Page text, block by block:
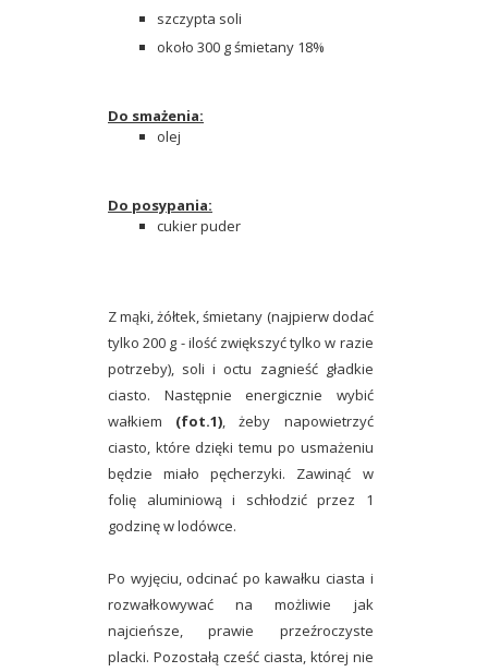
szczypta soli
około 300 g śmietany 18%
Do smażenia:
olej
Do posypania:
cukier puder
Z mąki, żółtek, śmietany (najpierw dodać
tylko 200 g - ilość zwiększyć tylko w razie
potrzeby), soli i octu zagnieść gładkie
ciasto. Następnie energicznie wybić
wałkiem (fot.1), żeby napowietrzyć
ciasto, które dzięki temu po usmażeniu
będzie miało pęcherzyki. Zawinąć w
folię aluminiową i schłodzić przez 1
godzinę w lodówce.
Po wyjęciu, odcinać po kawałku ciasta i
rozwałkowywać na możliwie jak
najcieńsze, prawie przeźroczyste
placki. Pozostałą cześć ciasta, której nie